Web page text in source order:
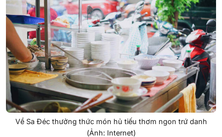
Về Sa Đéc thưởng thức món hủ tiếu thơm ngon trứ danh
(Ảnh: Internet)